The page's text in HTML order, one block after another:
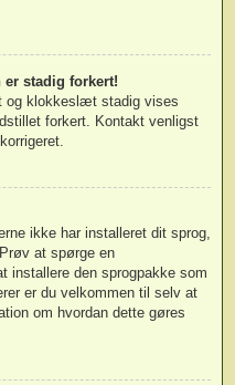
stadig forkert!
og klokkeslæt stadig vises
forkert. Kontakt venligst
ikke har installeret dit sprog,
at spørge en
installere den sprogpakke som
er du velkommen til selv at
om hvordan dette gøres